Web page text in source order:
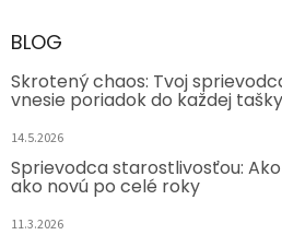
BLOG
Skrotený chaos: Tvoj
vnesie poriadok do každej tašky
14.5.2026
Sprievodca starostlivosťou:
ako novú po celé roky
11.3.2026